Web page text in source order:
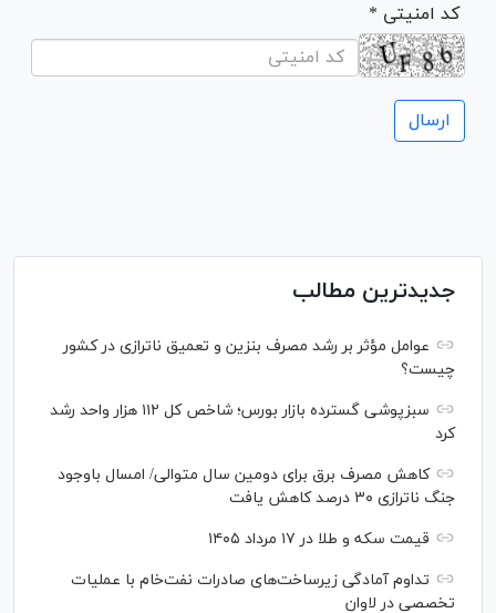
* کد امنیتی
جدیدترین مطالب
عوامل مؤثر بر رشد مصرف بنزین و تعمیق ناترازی در کشور
چیست؟
سبزپوشی گسترده بازار بورس؛ شاخص کل ۱۱۲ هزار واحد رشد
کرد
کاهش مصرف برق برای دومین سال متوالی/ امسال باوجود
جنگ ناترازی ۳۰ درصد کاهش یافت
قیمت سکه و طلا در ۱۷ مرداد ۱۴۰۵
تداوم آمادگی زیرساخت‌های صادرات نفت‌خام با عملیات
تخصصی در لاوان